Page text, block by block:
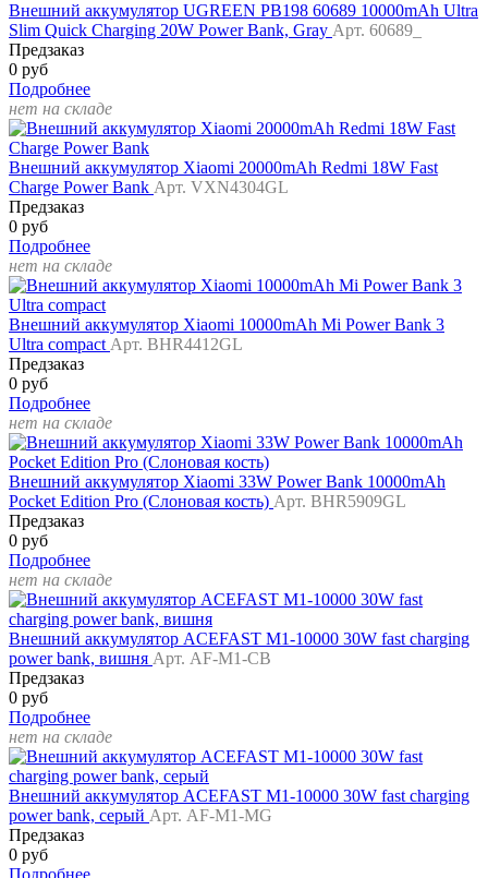
Внешний аккумулятор UGREEN PB198 60689 10000mAh Ultra
Slim Quick Charging 20W Power Bank, Gray Арт. 60689_
Предзаказ
0 руб
Подробнее
нет на складе
Внешний аккумулятор Xiaomi 20000mAh Redmi 18W Fast
Charge Power Bank Арт. VXN4304GL
Предзаказ
0 руб
Подробнее
нет на складе
Внешний аккумулятор Xiaomi 10000mAh Mi Power Bank 3
Ultra compactАрт. BHR4412GL
Предзаказ
0 руб
Подробнее
нет на складе
Внешний аккумулятор Xiaomi 33W Power Bank 10000mAh
Pocket Edition Pro (Слоновая кость) Арт. BHR5909GL
Предзаказ
0 руб
Подробнее
нет на складе
Внешний аккумулятор ACEFAST M1-10000 30W fast charging
power bank, вишня Арт. AF-M1-CB
Предзаказ
0 руб
Подробнее
нет на складе
Внешний аккумулятор ACEFAST M1-10000 30W fast charging
power bank, серый Арт. AF-M1-MG
Предзаказ
0 руб